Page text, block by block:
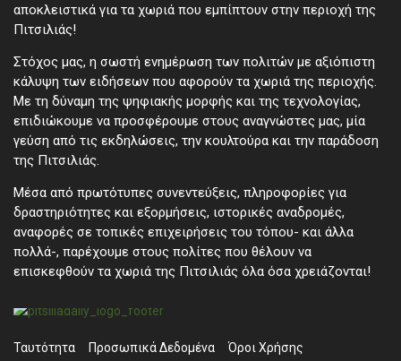
αποκλειστικά για τα χωριά που εμπίπτουν στην περιοχή της
Πιτσιλιάς!
Στόχος μας, η σωστή ενημέρωση των πολιτών με αξιόπιστη
κάλυψη των ειδήσεων που αφορούν τα χωριά της περιοχής.
Με τη δύναμη της ψηφιακής μορφής και της τεχνολογίας,
επιδιώκουμε να προσφέρουμε στους αναγνώστες μας, μία
γεύση από τις εκδηλώσεις, την κουλτούρα και την παράδοση
της Πιτσιλιάς.
Μέσα από πρωτότυπες συνεντεύξεις, πληροφορίες για
δραστηριότητες και εξορμήσεις, ιστορικές αναδρομές,
αναφορές σε τοπικές επιχειρήσεις του τόπου- και άλλα
πολλά-, παρέχουμε στους πολίτες που θέλουν να
επισκεφθούν τα χωριά της Πιτσιλιάς όλα όσα χρειάζονται!
Ταυτότητα Προσωπικά ∆εδομένα Όροι Χρήσης